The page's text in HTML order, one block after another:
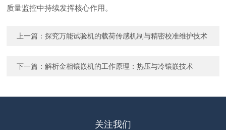
质量监控中持续发挥核心作用。
上一篇：探究万能试验机的载荷传感机制与精密校准维护技术
下一篇：解析金相镶嵌机的工作原理：热压与冷镶嵌技术
关注我们